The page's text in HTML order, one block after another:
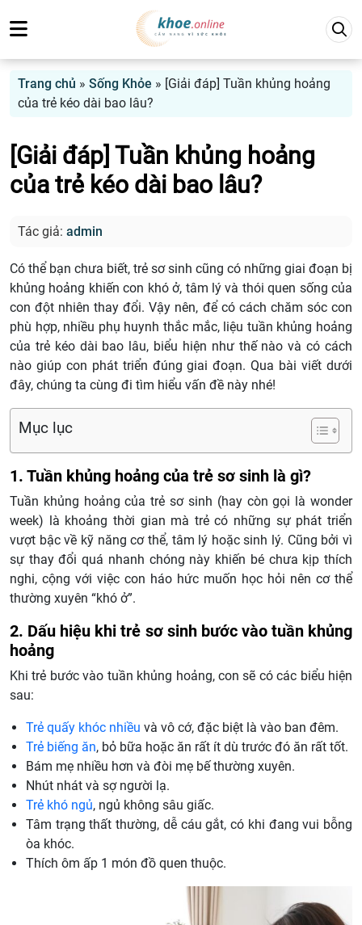
Trang chủ » Sống Khỏe » [Giải đáp] Tuần khủng hoảng
của trẻ kéo dài bao lâu?
[Giải đáp] Tuần khủng hoảng
của trẻ kéo dài bao lâu?
Tác giả: admin
Có thể bạn chưa biết, trẻ sơ sinh cũng có những giai đoạn bị
khủng hoảng khiến con khó ở, tâm lý và thói quen sống của
con đột nhiên thay đổi. Vậy nên, để có cách chăm sóc con
phù hợp, nhiều phụ huynh thắc mắc, liệu tuần khủng hoảng
của trẻ kéo dài bao lâu, biểu hiện như thế nào và có cách
nào giúp con phát triển đúng giai đoạn. Qua bài viết dưới
đây, chúng ta cùng đi tìm hiểu vấn đề này nhé!
Mục lục
1. Tuần khủng hoảng của trẻ sơ sinh là gì?
Tuần khủng hoảng của trẻ sơ sinh (hay còn gọi là wonder
week) là khoảng thời gian mà trẻ có những sự phát triển
vượt bậc về kỹ năng cơ thể, tâm lý hoặc sinh lý. Cũng bởi vì
sự thay đổi quá nhanh chóng này khiến bé chưa kịp thích
nghi, cộng với việc con háo hức muốn học hỏi nên cơ thể
thường xuyên “khó ở”.
2. Dấu hiệu khi trẻ sơ sinh bước vào tuần khủng
hoảng
Khi trẻ bước vào tuần khủng hoảng, con sẽ có các biểu hiện
sau:
Trẻ quấy khóc nhiều và vô cớ, đặc biệt là vào ban đêm.
Trẻ biếng ăn, bỏ bữa hoặc ăn rất ít dù trước đó ăn rất tốt.
Bám mẹ nhiều hơn và đòi mẹ bế thường xuyên.
Nhút nhát và sợ người lạ.
Trẻ khó ngủ, ngủ không sâu giấc.
Tâm trạng thất thường, dễ cáu gắt, có khi đang vui bỗng
òa khóc.
Thích ôm ấp 1 món đồ quen thuộc.